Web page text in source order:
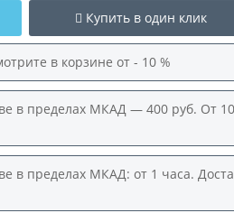
Купить в один клик
в корзине от - 10 %
в пределах МКАД — 400 руб. От
в пределах МКАД: от 1 часа.